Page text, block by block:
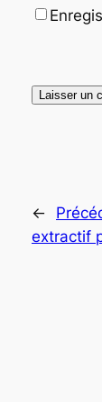
←
extractif